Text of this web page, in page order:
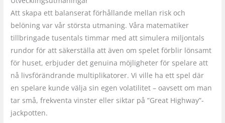
Att skapa ett balanserat förhållande mellan risk och
belöning var vår största utmaning. Våra matematiker
tillbringade tusentals timmar med att simulera miljontals
rundor för att säkerställa att även om spelet förblir lönsamt
för huset, erbjuder det genuina möjligheter för spelare att
nå livsförändrande multiplikatorer. Vi ville ha ett spel där
en spelare kunde välja sin egen volatilitet – oavsett om man
tar små, frekventa vinster eller siktar på ”Great Highway”-
jackpotten.